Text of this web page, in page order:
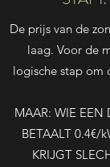
De prijs van de
laag. Voor de
logische stap om
MAAR: WIE EEN
BETAALT 0.4€/
KRIJGT